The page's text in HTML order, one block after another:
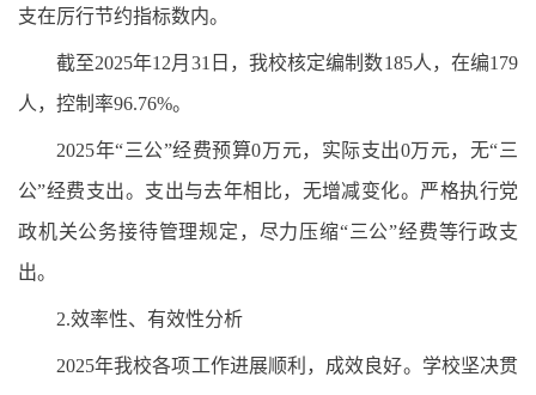
支在厉行节约指标数内。
截至2025年12月31日，我校核定编制数185人，在编179
人，控制率96.76%。
2025年“三公”经费预算0万元，实际支出0万元，无“三
公”经费支出。支出与去年相比，无增减变化。严格执行党
政机关公务接待管理规定，尽力压缩“三公”经费等行政支
出。
2.效率性、有效性分析
2025年我校各项工作进展顺利，成效良好。学校坚决贯